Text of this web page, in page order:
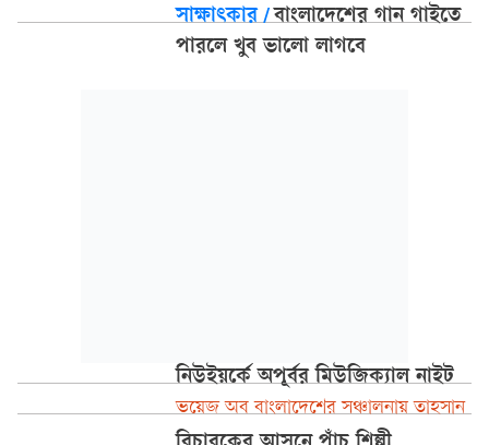
সাক্ষাৎকার/বাংলাদেশের গান গাইতে
পারলে খুব ভালো লাগবে
নিউইয়র্কে অপূর্বর মিউজিক্যাল নাইট
ভয়েজ অব বাংলাদেশের সঞ্চালনায় তাহসান